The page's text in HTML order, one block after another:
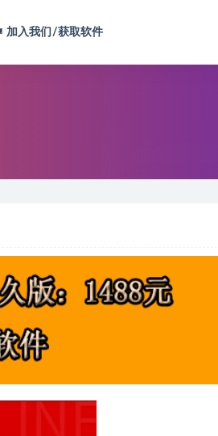
加入我们/获取软件